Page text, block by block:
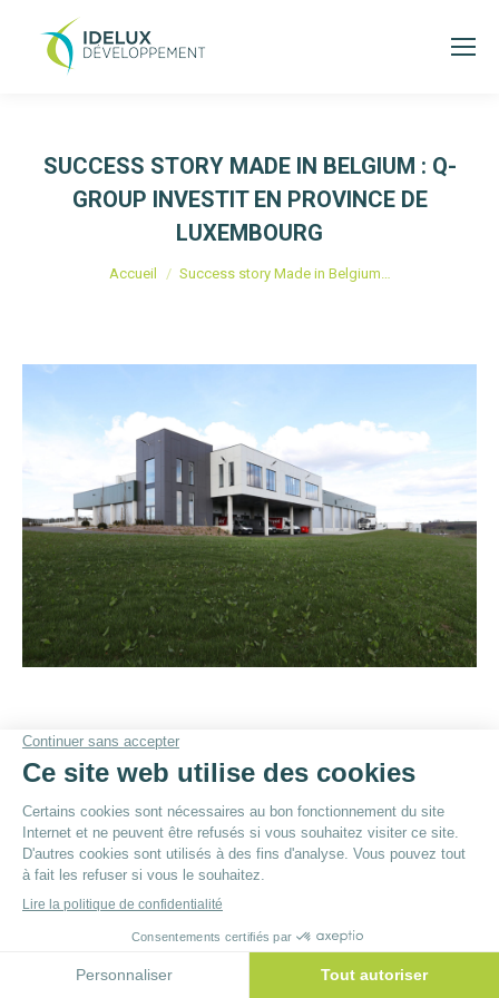
SUCCESS STORY MADE IN BELGIUM : Q-
GROUP INVESTIT EN PROVINCE DE
LUXEMBOURG
Vous êtes ici :
Accueil Success story Made in Belgium…
© ByPoush
Menu du bas